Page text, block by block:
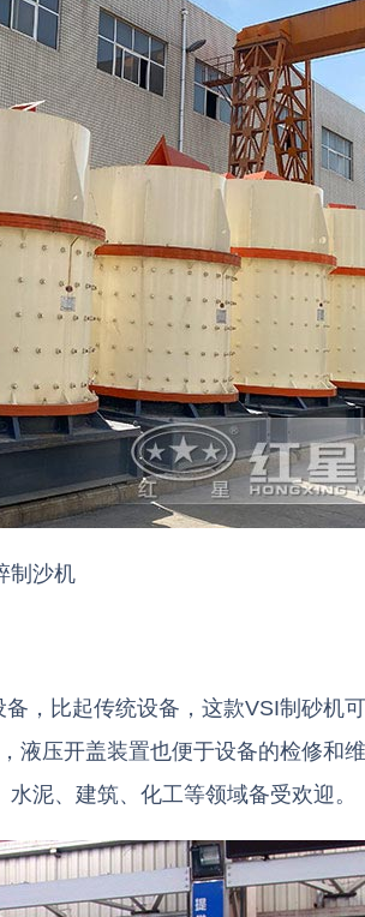
制沙机
，比起传统设备，这款VSI制砂机
液压开盖装置也便于设备的检修和
泥、建筑、化工等领域备受欢迎。